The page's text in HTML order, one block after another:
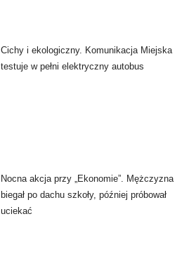
Cichy i ekologiczny. Komunikacja Miejska
testuje w pełni elektryczny autobus
Nocna akcja przy „Ekonomie”. Mężczyzna
biegał po dachu szkoły, później próbował
uciekać